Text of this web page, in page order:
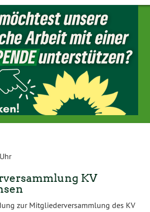
KV
zur Mitgliederversammlung des KV